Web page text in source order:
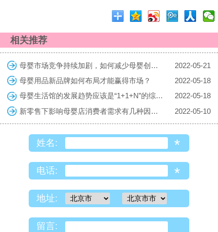
相关推荐
母婴市场竞争持续加剧，如何减少母婴创业的风险
2022-05-21
母婴用品新品牌如何布局才能赢得市场？
2022-05-18
母婴生活馆的发展趋势应该是“1+1+N”的综合体
2022-05-18
新零售下影响母婴店消费者需求有几种因素？
2022-05-10
姓名: *
电话: *
地址:
留言: